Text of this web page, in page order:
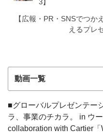
3】
【広報・PR・SNSでつか
えるプレ
動画一覧
■グローバルプレゼンテー
ラ、事業のチカラ。 in ウ
collaboration with Cartier「